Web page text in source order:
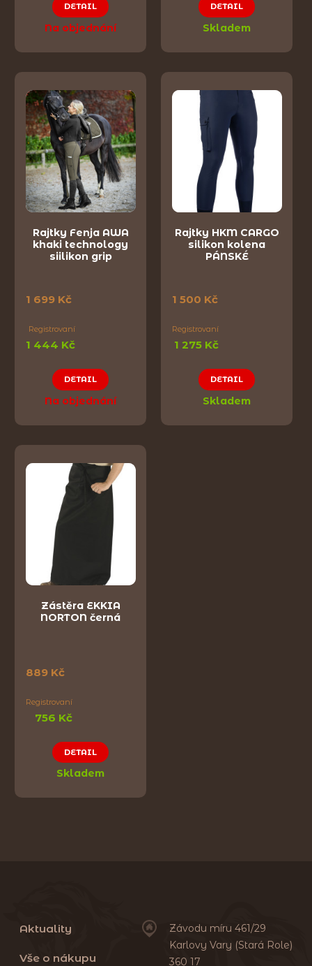
DETAIL
Na objednání
DETAIL
Skladem
Rajtky Fenja AWA
khaki technology
siilikon grip
1 699 Kč
Registrovaní
1 444 Kč
DETAIL
Na objednání
Rajtky HKM CARGO
silikon kolena
PÁNSKÉ
1 500 Kč
Registrovaní
1 275 Kč
DETAIL
Skladem
Zástěra EKKIA
NORTON černá
889 Kč
Registrovaní
756 Kč
DETAIL
Skladem
Aktuality
Vše o nákupu
Závodu míru 461/29
Karlovy Vary (Stará Role)
360 17